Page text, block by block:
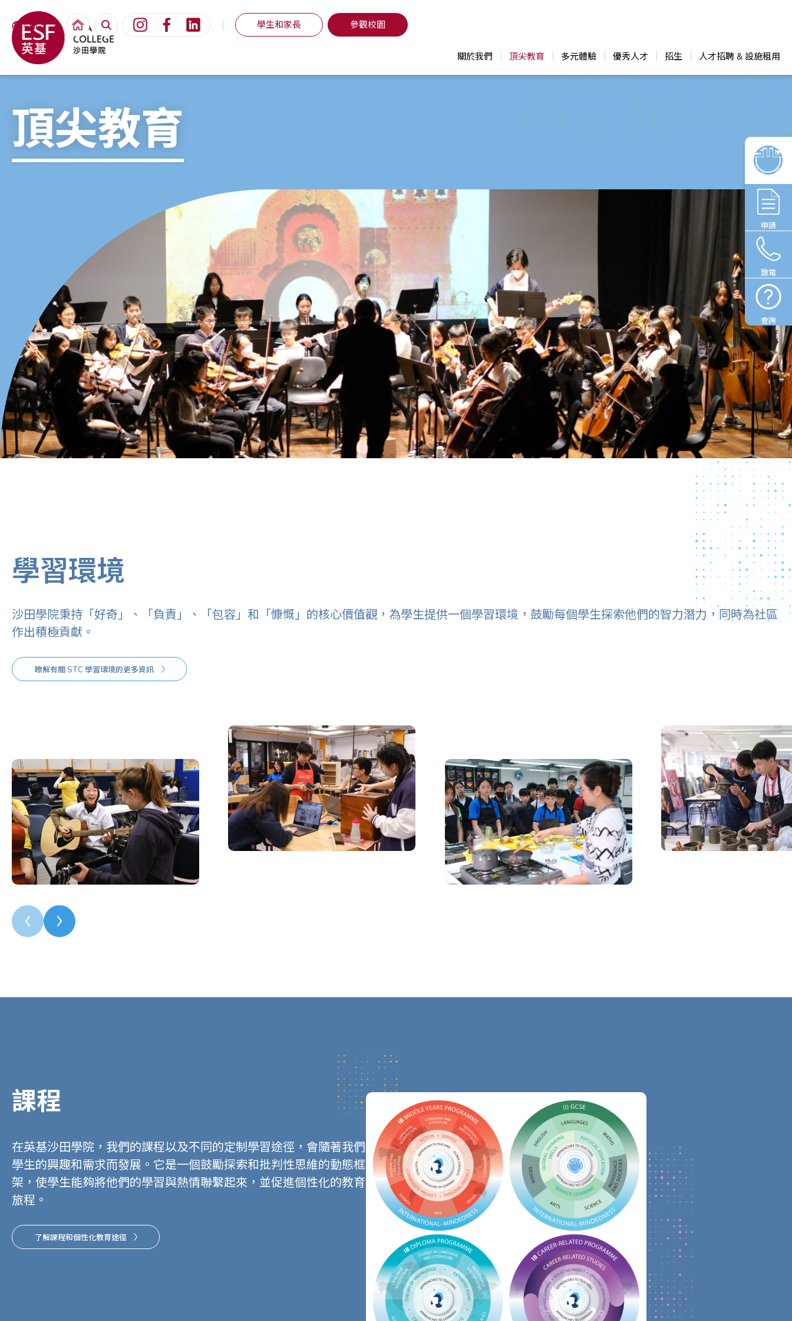
ENG 學生和家長 參觀校園
關於我們 頂尖教育 多元體驗 優秀人才 招生 人才招聘 & 設施租用
頂尖教育
學習環境
沙田學院秉持「好奇」、「負責」、「包容」和「慷慨」的核心價值觀，為學生提供一個學習環境，鼓勵每個學生探索他們的智力潛力，同時為社區
作出積極貢獻。
瞭解有關 STC 學習環境的更多資訊
課程
在英基沙田學院，我們的課程以及不同的定制學習途徑，會隨著我們
學生的興趣和需求而發展。它是一個鼓勵探索和批判性思維的動態框
架，使學生能夠將他們的學習與熱情聯繫起來，並促進個性化的教育
旅程。
了解課程和個性化教育途徑
申請
致電
查詢